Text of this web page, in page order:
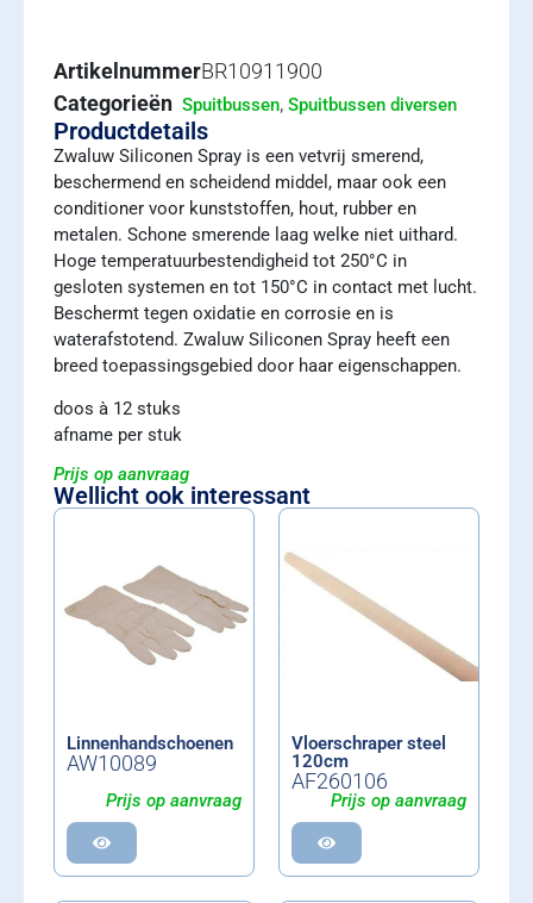
ArtikelnummerBR10911900
Categorieën Spuitbussen, Spuitbussen diversen
Productdetails
Zwaluw Siliconen Spray is een vetvrij smerend,
beschermend en scheidend middel, maar ook een
conditioner voor kunststoffen, hout, rubber en
metalen. Schone smerende laag welke niet uithard.
Hoge temperatuurbestendigheid tot 250°C in
gesloten systemen en tot 150°C in contact met lucht.
Beschermt tegen oxidatie en corrosie en is
waterafstotend. Zwaluw Siliconen Spray heeft een
breed toepassingsgebied door haar eigenschappen.
doos à 12 stuks
afname per stuk
Prijs op aanvraag
Wellicht ook interessant
Linnenhandschoenen
AW10089
Prijs op aanvraag
Vloerschraper steel
120cm
AF260106
Prijs op aanvraag